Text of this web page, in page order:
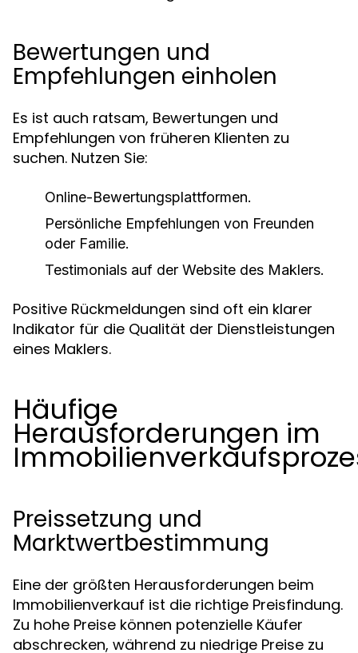
Bewertungen und
Empfehlungen einholen
Es ist auch ratsam, Bewertungen und
Empfehlungen von früheren Klienten zu
suchen. Nutzen Sie:
Online-Bewertungsplattformen.
Persönliche Empfehlungen von Freunden
oder Familie.
Testimonials auf der Website des Maklers.
Positive Rückmeldungen sind oft ein klarer
Indikator für die Qualität der Dienstleistungen
eines Maklers.
Häufige
Herausforderungen im
Preissetzung und
Marktwertbestimmung
Eine der größten Herausforderungen beim
Immobilienverkauf ist die richtige Preisfindung.
Zu hohe Preise können potenzielle Käufer
abschrecken, während zu niedrige Preise zu